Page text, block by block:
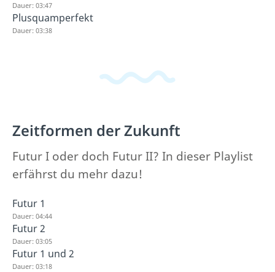
Dauer: 03:47
Plusquamperfekt
Dauer: 03:38
Zeitformen der Zukunft
Futur I oder doch Futur II? In dieser Playlist
erfährst du mehr dazu!
Futur 1
Dauer: 04:44
Futur 2
Dauer: 03:05
Futur 1 und 2
Dauer: 03:18